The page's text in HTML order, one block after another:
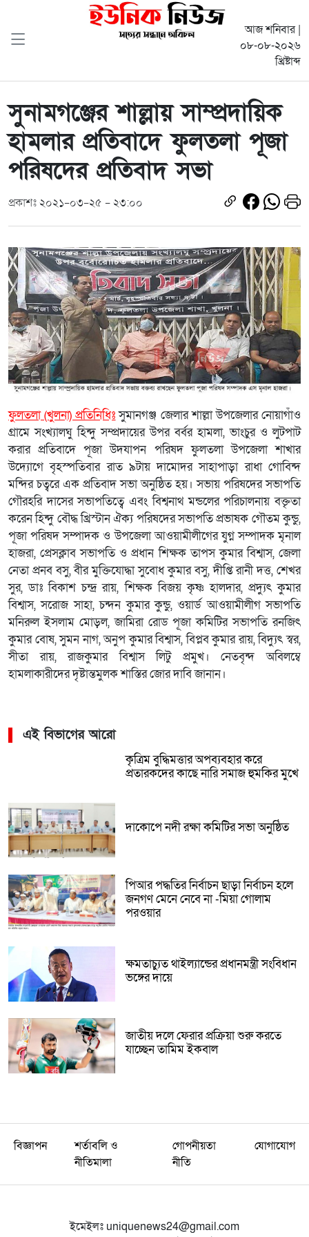
আজ শনিবার |
০৮-০৮-২০২৬
খ্রিষ্টাব্দ
সুনামগঞ্জের শাল্লায় সাম্প্রদায়িক
হামলার প্রতিবাদে ফুলতলা পূজা
পরিষদের প্রতিবাদ সভা
প্রকাশঃ ২০২১-০৩-২৫ - ২৩:০০
ফুলতলা (খুলনা) প্রতিনিধিঃসুমানগঞ্জ জেলার শাল্লা উপজেলার নোয়াগাঁও
গ্রামে সংখ্যালঘু হিন্দু সম্প্রদায়ের উপর বর্বর হামলা, ভাংচুর ও লুটপাট
করার প্রতিবাদে পূজা উদযাপন পরিষদ ফুলতলা উপজেলা শাখার
উদ্যোগে বৃহস্পতিবার রাত ৯টায় দামোদর সাহাপাড়া রাধা গোবিন্দ
মন্দির চত্বরে এক প্রতিবাদ সভা অনুষ্ঠিত হয়। সভায় পরিষদের সভাপতি
গৌরহরি দাসের সভাপতিত্বে এবং বিশ্বনাথ মন্ডলের পরিচালনায় বক্তৃতা
করেন হিন্দু বৌদ্ধ খ্রিস্টান ঐক্য পরিষদের সভাপতি প্রভাষক গৌতম কুন্ডু,
পূজা পরিষদ সম্পাদক ও উপজেলা আওয়ামীলীগের যুগ্ন সম্পাদক মৃনাল
হাজরা, প্রেসক্লাব সভাপতি ও প্রধান শিক্ষক তাপস কুমার বিশ্বাস, জেলা
নেতা প্রনব বসু, বীর মুক্তিযোদ্ধা সুবোধ কুমার বসু, দীপ্তি রানী দত্ত, শেখর
সুর, ডাঃ বিকাশ চন্দ্র রায়, শিক্ষক বিজয় কৃষ্ণ হালদার, প্রদ্যুৎ কুমার
বিশ্বাস, সরোজ সাহা, চন্দন কুমার কুন্ডু, ওয়ার্ড আওয়ামীলীগ সভাপতি
মনিরুল ইসলাম মোড়ল, জামিরা রোড পূজা কমিটির সভাপতি রনজিৎ
কুমার বোষ, সুমন নাগ, অনুপ কুমার বিশ্বাস, বিপ্লব কুমার রায়, বিদ্যুৎ স্বর,
সীতা রায়, রাজকুমার বিশ্বাস লিটু প্রমুখ। নেতবৃন্দ অবিলম্বে
হামলাকারীদের দৃষ্টান্তমুলক শাস্তির জোর দাবি জানান।
এই বিভাগের আরো
কৃত্রিম বুদ্ধিমত্তার অপব্যবহার করে
প্রতারকদের কাছে নারি সমাজ হুমকির মুখে
দাকোপে নদী রক্ষা কমিটির সভা অনুষ্ঠিত
পিআর পদ্ধতির নির্বাচন ছাড়া নির্বাচন হলে
জনগণ মেনে নেবে না -মিয়া গোলাম
পরওয়ার
ক্ষমতাচ্যুত থাইল্যান্ডের প্রধানমন্ত্রী সংবিধান
ভঙ্গের দায়ে
জাতীয় দলে ফেরার প্রক্রিয়া শুরু করতে
যাচ্ছেন তামিম ইকবাল
বিজ্ঞাপন
শর্তাবলি ও
নীতিমালা
গোপনীয়তা
নীতি
যোগাযোগ
ইমেইলঃ uniquenews24@gmail.com